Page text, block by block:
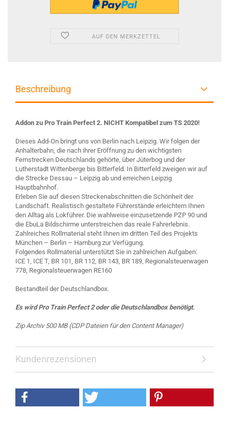
AUF DEN MERKZETTEL
Beschreibung
Addon zu Pro Train Perfect 2. NICHT Kompatibel zum TS 2020!
Dieses Add-On bringt uns von Berlin nach Leipzig. Wir folgen der
Anhalterbahn, die nach ihrer Eröffnung zu den wichtigsten
Fernstrecken Deutschlands gehörte, über Jüterbog und der
Lutherstadt Wittenberge bis Bitterfeld. In Bitterfeld zweigen wir auf
die Strecke Dessau – Leipzig ab und erreichen Leipzig
Hauptbahnhof.
Erleben Sie auf diesen Streckenabschnitten die Schönheit der
Landschaft. Realistisch gestaltete Führerstände erleichtern Ihnen
den Alltag als Lokführer. Die wahlweise einzusetzende PZP 90 und
die EbuLa Bildschirme unterstreichen das reale Fahrerlebnis.
Zahlreiches Rollmaterial steht Ihnen im dritten Teil des Projekts
München – Berlin – Hamburg zur Verfügung.
Folgendes Rollmaterial unterstützt Sie in zahlreichen Aufgaben:
ICE 1, ICE T, BR 101, BR 112, BR 143, BR 189, Regionalsteuerwagen
778, Regionalsteuerwagen RE160
Bestandteil der Deutschlandbox.
Es wird Pro Train Perfect 2 oder die Deutschlandbox benötigt.
Zip Archiv 500 MB (CDP Dateien für den Content Manager)
Kundenrezensionen